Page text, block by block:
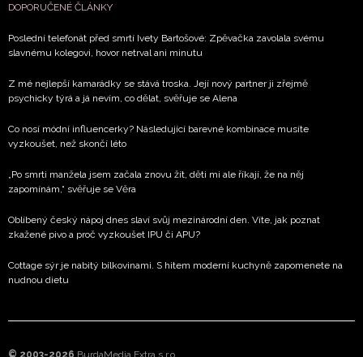
DOPORUČENÉ ČLÁNKY
Poslední telefonát před smrtí Ivety Bartošové: Zpěvačka zavolala svému
slavnému kolegovi, hovor netrval ani minutu
Z mé nejlepší kamarádky se stává troska. Její nový partner ji zřejmě
psychicky týrá a já nevím, co dělat, svěřuje se Alena
Co nosí módní influencerky? Následující barevné kombinace musíte
vyzkoušet, než skončí léto
„Po smrti manžela jsem začala znovu žít, děti mi ale říkají, že na něj
zapomínám,“ svěřuje se Věra
Oblíbený český nápoj dnes slaví svůj mezinárodní den. Víte, jak poznat
zkažené pivo a proč vyzkoušet IPU či APU?
Cottage sýr je nabitý bílkovinami. S hitem moderní kuchyně zapomenete na
nudnou dietu
© 2003-2026 BurdaMedia Extra s.r.o.